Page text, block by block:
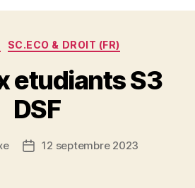
Catégories
SC.ECO & DROIT (FR)
etudiants S3
DSF
Date12 septembre 2023